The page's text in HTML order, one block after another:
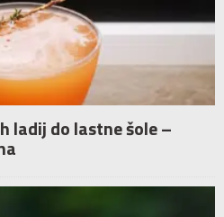
ladij do lastne šole –